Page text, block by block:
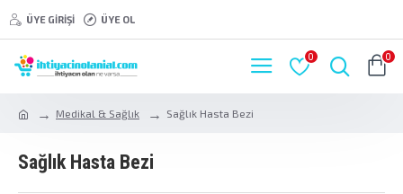
ÜYE GIRIŞI ÜYE OL
0 0
Medikal & Sağlık Sağlık Hasta Bezi
Sağlık Hasta Bezi